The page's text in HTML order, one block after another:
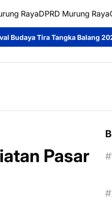
RayaDPRD Murung Raya
Balang 2026 Resmi Ditutup,
Pasar